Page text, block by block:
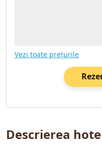
Vezi toate prețurile
Descrierea